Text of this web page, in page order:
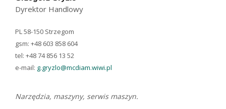
Dyrektor Handlowy
PL 58-150 Strzegom
gsm: +48 603 858 604
tel: +48 74 856 13 52
e-mail: g.gryzlo@mcdiam.wiwi.pl
Narzędzia, maszyny, serwis maszyn.